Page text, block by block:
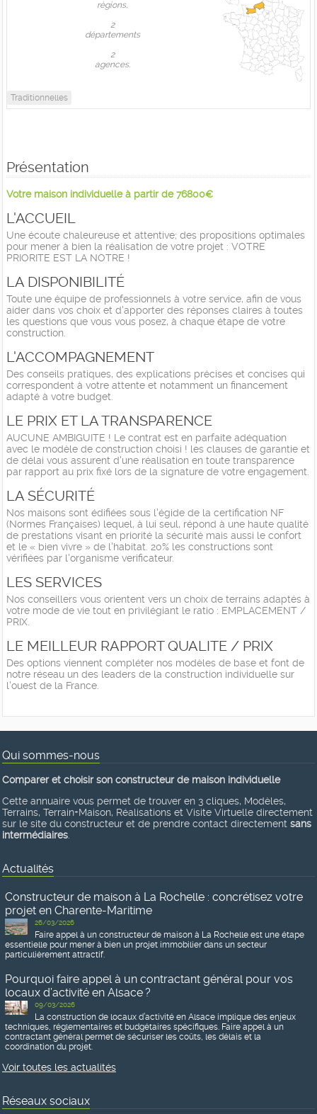
règions,
2
départements
2
agences.
Traditionnelles
Présentation
Votre maison individuelle à partir de 76800€
L'ACCUEIL
Une écoute chaleureuse et attentive; des propositions optimales
pour mener à bien la réalisation de votre projet : VOTRE
PRIORITE EST LA NOTRE !
LA DISPONIBILITÉ
Toute une équipe de professionnels à votre service, afin de vous
aider dans vos choix et d'apporter des réponses claires à toutes
les questions que vous vous posez, à chaque étape de votre
construction.
L'ACCOMPAGNEMENT
Des conseils pratiques, des explications précises et concises qui
correspondent à votre attente et notamment un financement
adapté à votre budget.
LE PRIX ET LA TRANSPARENCE
AUCUNE AMBIGUITE ! Le contrat est en parfaite adéquation
avec le modèle de construction choisi ! les clauses de garantie et
de délai vous assurent d'une réalisation en toute transparence
par rapport au prix fixé lors de la signature de votre engagement.
LA SÉCURITÉ
Nos maisons sont édifiées sous l'égide de la certification NF
(Normes Françaises) lequel, à lui seul, répond à une haute qualité
de prestations visant en priorité la sécurité mais aussi le confort
et le « bien vivre » de l'habitat. 20% les constructions sont
vérifiées par l'organisme verificateur.
LES SERVICES
Nos conseillers vous orientent vers un choix de terrains adaptés à
votre mode de vie tout en privilégiant le ratio : EMPLACEMENT /
PRIX.
LE MEILLEUR RAPPORT QUALITE / PRIX
Des options viennent compléter nos modèles de base et font de
notre réseau un des leaders de la construction individuelle sur
l'ouest de la France.
Qui sommes-nous
Comparer et choisir son constructeur de maison individuelle
Cette annuaire vous permet de trouver en 3 cliques, Modèles,
Terrains, Terrain+Maison, Réalisations et Visite Virtuelle directement
sur le site du constructeur et de prendre contact directement sans
intermédiaires.
Actualités
Constructeur de maison à La Rochelle : concrétisez votre
projet en Charente-Maritime
26/03/2026
Faire appel à un constructeur de maison à La Rochelle est une étape
essentielle pour mener à bien un projet immobilier dans un secteur
particulièrement attractif.
Pourquoi faire appel à un contractant général pour vos
locaux d’activité en Alsace ?
09/03/2026
La construction de locaux d’activité en Alsace implique des enjeux
techniques, réglementaires et budgétaires spécifiques. Faire appel à un
contractant général permet de sécuriser les coûts, les délais et la
coordination du projet.
Voir toutes les actualités
Réseaux sociaux